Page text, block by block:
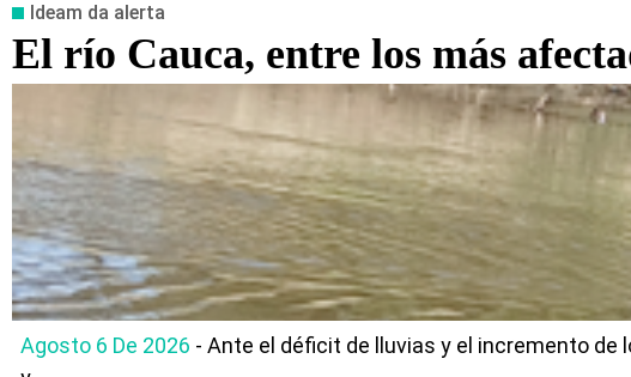
Ideam da alerta
El río Cauca, entre los más
Agosto 6 De 2026 - Ante el déficit de lluvias y el incremento